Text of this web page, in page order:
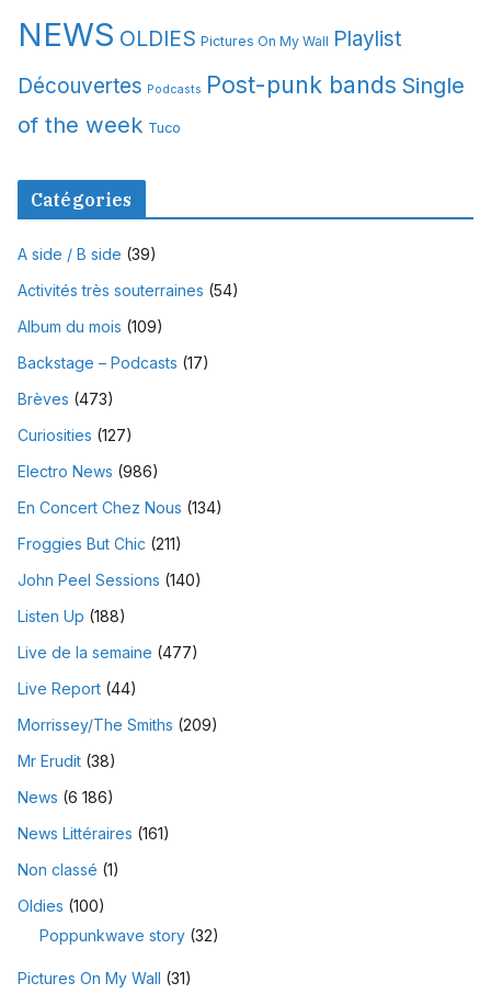
NEWS OLDIES Pictures On My Wall Playlist
Découvertes Podcasts Post-punk bands Single
of the week Tuco
Catégories
A side / B side (39)
Activités très souterraines (54)
Album du mois (109)
Backstage – Podcasts (17)
Brèves (473)
Curiosities (127)
Electro News (986)
En Concert Chez Nous (134)
Froggies But Chic (211)
John Peel Sessions (140)
Listen Up (188)
Live de la semaine (477)
Live Report (44)
Morrissey/The Smiths (209)
Mr Erudit (38)
News (6 186)
News Littéraires (161)
Non classé (1)
Oldies (100)
Poppunkwave story (32)
Pictures On My Wall (31)